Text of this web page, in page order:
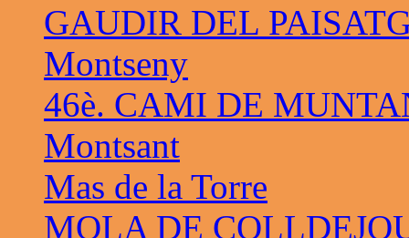
GAUDIR DEL
Montseny
46è. CAMI DE
Montsant
Mas de la Torre
MOLA DE